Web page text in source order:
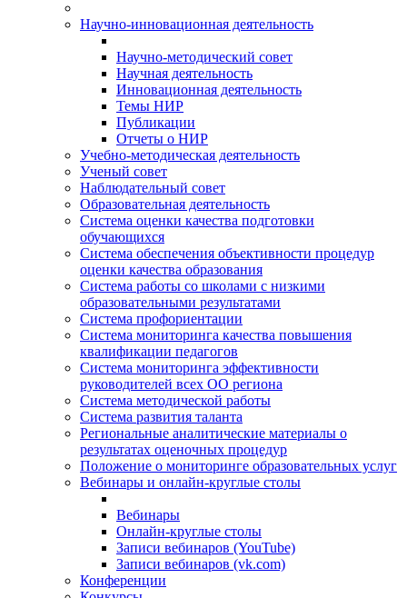
Научно-инновационная деятельность
Научно-методический совет
Научная деятельность
Инновационная деятельность
Темы НИР
Публикации
Отчеты о НИР
Учебно-методическая деятельность
Ученый совет
Наблюдательный совет
Образовательная деятельность
Система оценки качества подготовки
обучающихся
Система обеспечения объективности процедур
оценки качества образования
Система работы со школами с низкими
образовательными результатами
Система профориентации
Система мониторинга качества повышения
квалификации педагогов
Система мониторинга эффективности
руководителей всех ОО региона
Система методической работы
Система развития таланта
Региональные аналитические материалы о
результатах оценочных процедур
Положение о мониторинге образовательных услуг
Вебинары и онлайн-круглые столы
Вебинары
Онлайн-круглые столы
Записи вебинаров (YouTube)
Записи вебинаров (vk.com)
Конференции